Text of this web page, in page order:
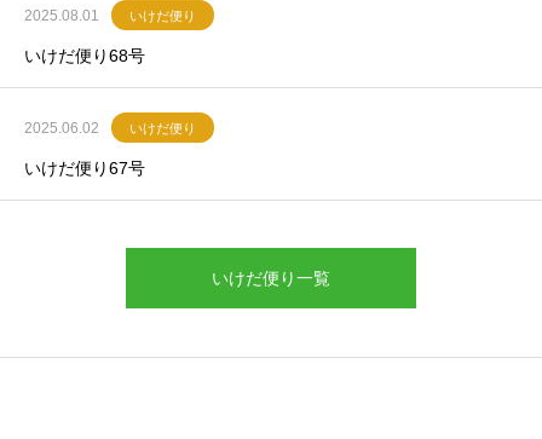
2025.08.01 いけだ便り
いけだ便り68号
2025.06.02 いけだ便り
いけだ便り67号
いけだ便り一覧